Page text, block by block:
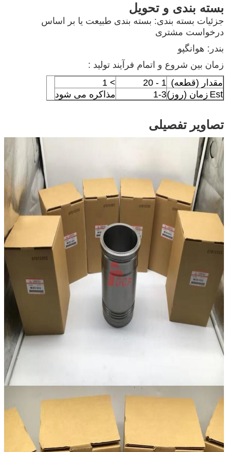
بسته بندی و تحویل
جزئیات بسته بندی: بسته بندی طبیعت یا بر اساس
درخواست مشتری
بندر: هوانگپو
زمان بین شروع و اتمام فرآیند تولید :
مقدار (قطعه) 1 - 20
> 1
Est زمان (روز)1-3 مذاکره می شود
تصاویر تفصیلی